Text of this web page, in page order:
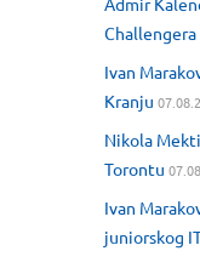
Challengera
Ivan
Kranju
Nikola
Torontu
Ivan
juniorskog